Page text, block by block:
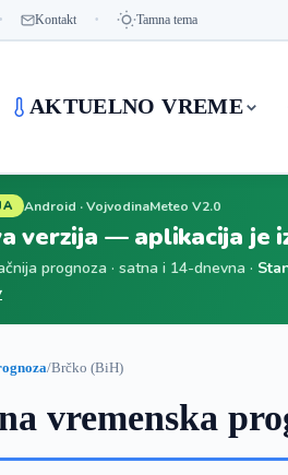
Kontakt Tamna tema
AKTUELNO VREME
Android · VojvodinaMeteo V2.0
verzija — aplikacija je
prognoza · satna i 14-dnevna ·
/Brčko (BiH)
vremenska